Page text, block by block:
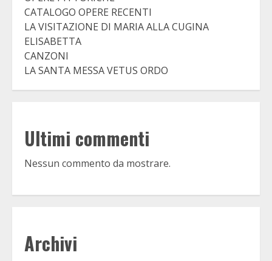
CATALOGO OPERE RECENTI
LA VISITAZIONE DI MARIA ALLA CUGINA
ELISABETTA
CANZONI
LA SANTA MESSA VETUS ORDO
Ultimi commenti
Nessun commento da mostrare.
Archivi